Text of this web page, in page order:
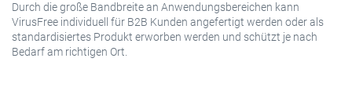
Durch die große Bandbreite an Anwendungsbereichen kann
VirusFree individuell für B2B Kunden angefertigt werden oder als
standardisiertes Produkt erworben werden und schützt je nach
Bedarf am richtigen Ort.